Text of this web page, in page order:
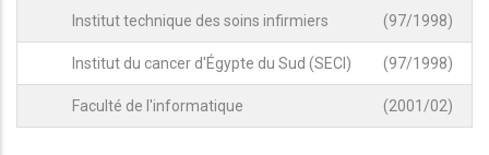
Institut technique des soins infirmiers (97/1998)
Institut du cancer d'Égypte du Sud (SECI) (97/1998)
Faculté de l'informatique (2001/02)